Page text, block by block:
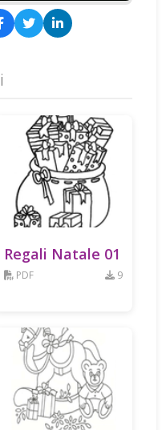
Regali Natale 01
PDF 9